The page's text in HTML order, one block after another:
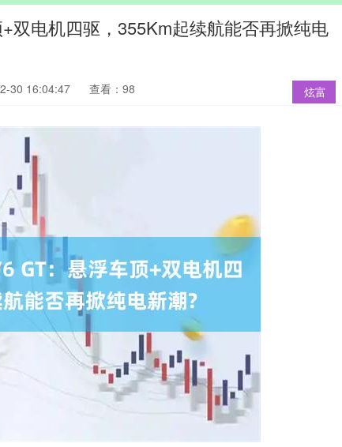
双电机四驱，355Km起续航能否再掀纯电
炫富
30 16:04:47 查看：98